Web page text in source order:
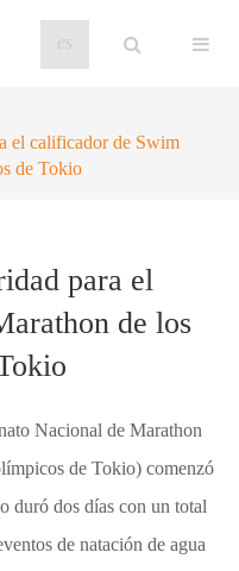
es
el calificador de Swim
de Tokio
para el
de los
Nacional de Marathon
de Tokio) comenzó
duró dos días con un total
de natación de agua